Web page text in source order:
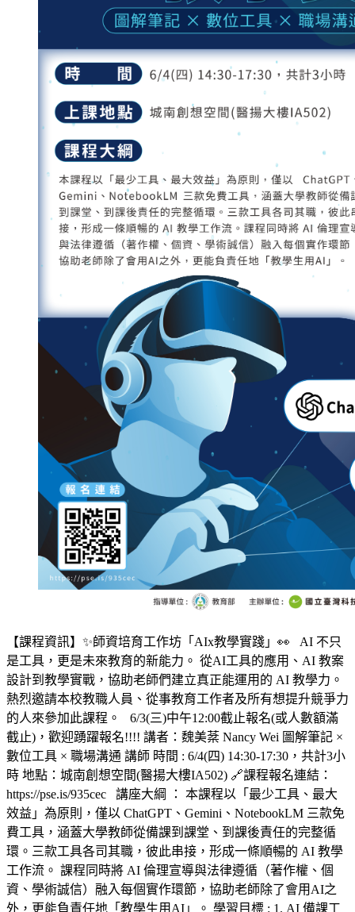
【課程資訊】✨師資培育工作坊「AIx教學實踐」👀 AI 不只
是工具，更是未來教育的新能力。 從AI工具的應用、AI 教案
設計到教學實戰，協助老師們建立真正能運用的 AI 教學力。
熱烈邀請本校教職人員、從事教育工作者及所有想提升競爭力
的人來參加此課程。 6/3(三)中午12:00截止報名(或人數額滿
截止)，歡迎踴躍報名!!!! 講者：魏美棻 Nancy Wei 圖解筆記 ×
數位工具 × 職場溝通 講師 時間 : 6/4(四) 14:30-17:30，共計3小
時 地點：城南創想空間(醫揚大樓IA502) 🔗課程報名連結：
https://pse.is/935cec 講座大綱 ： 本課程以「最少工具、最大
效益」為原則，僅以 ChatGPT、Gemini、NotebookLM 三款免
費工具，涵蓋大學教師從備課到課堂、到課後責任的完整循
環。三款工具各司其職，彼此串接，形成一條順暢的 AI 教學
工作流。 課程同時將 AI 倫理宣導與法律遵循（著作權、個
資、學術誠信）融入每個實作環節，協助老師除了會用AI之
外，更能負責任地「教學生用AI」。 學習目標 : 1. AI 備課工